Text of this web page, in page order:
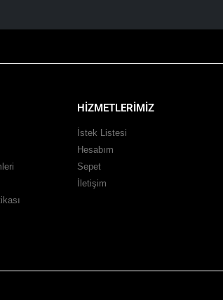
HİZMETLERİMİZ
İstek Listesi
Hesabım
Sepet
İletişim